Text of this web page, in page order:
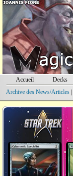
Accueil Decks
Archive des News/Articles|